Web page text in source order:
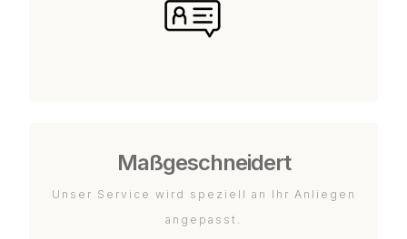
Maßgeschneidert
Unser Service wird speziell an Ihr Anliegen
angepasst.